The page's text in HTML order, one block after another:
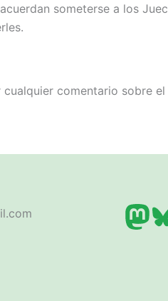
someterse a los
comentario sobre